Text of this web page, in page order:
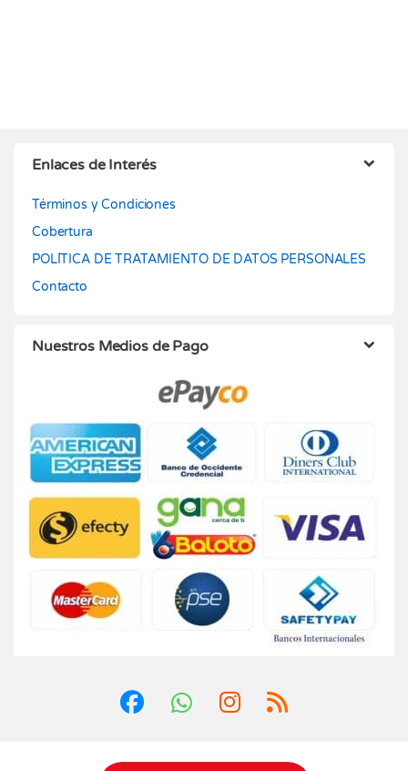
Enlaces de Interés
Términos y Condiciones
Cobertura
POLÍTICA DE TRATAMIENTO DE DATOS PERSONALES
Contacto
Nuestros Medios de Pago